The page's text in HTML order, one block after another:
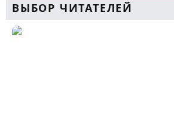
ВЫБОР ЧИТАТЕЛЕЙ